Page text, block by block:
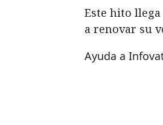
Este hito
a renovar su
Ayuda a